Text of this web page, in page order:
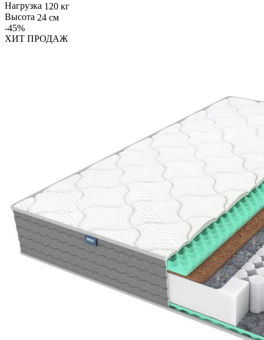
Нагрузка 120 кг
Высота 24 см
-45%
ХИТ ПРОДАЖ